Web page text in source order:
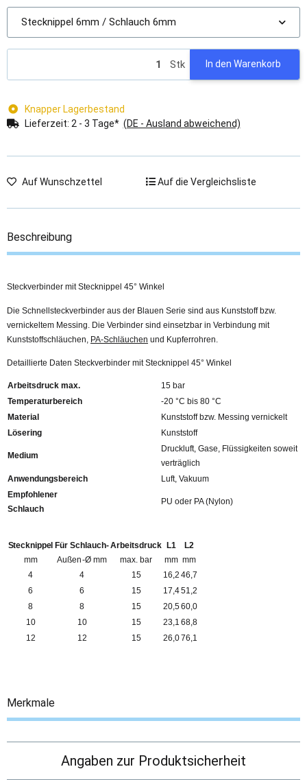
Stecknippel 6mm / Schlauch 6mm
Stk In den Warenkorb
Knapper Lagerbestand
Lieferzeit: 2 - 3 Tage* (DE - Ausland abweichend)
Auf Wunschzettel Auf die Vergleichsliste
Beschreibung
Steckverbinder mit Stecknippel 45° Winkel
Die Schnellsteckverbinder aus der Blauen Serie sind aus Kunststoff bzw.
vernickeltem Messing. Die Verbinder sind einsetzbar in Verbindung mit
Kunststoffschläuchen, PA-Schläuchen und Kupferrohren.
Detaillierte Daten Steckverbinder mit Stecknippel 45° Winkel
Arbeitsdruck max.
15 bar
Temperaturbereich
-20 °C bis 80 °C
Material
Kunststoff bzw. Messing vernickelt
Lösering
Kunststoff
Medium
Druckluft, Gase, Flüssigkeiten soweit
verträglich
Anwendungsbereich
Luft, Vakuum
Empfohlener
Schlauch
PU oder PA (Nylon)
Stecknippel
mm
Für Schlauch-
Außen-Ø mm
Arbeitsdruck
max. bar
L1
mm
L2
mm
4
4 15 16,2 46,7
6
6 15 17,451,2
8
8 15 20,560,0
10
10 15 23,1 68,8
12
12 15 26,076,1
Merkmale
Angaben zur Produktsicherheit